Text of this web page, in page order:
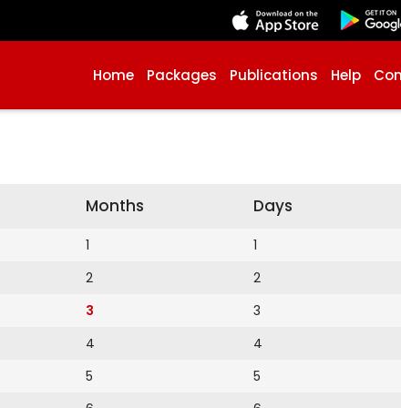
Home Packages Publications Help
Months
1
2
3
4
5
Days
1
2
3
4
5